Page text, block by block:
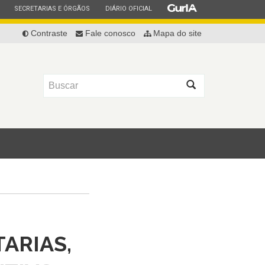
ESTADO
SECRETARIAS E ÓRGÃOS ESTADO
DIÁRIO OFICIAL ESTADO
Contraste Fale conosco Mapa do site
Buscar